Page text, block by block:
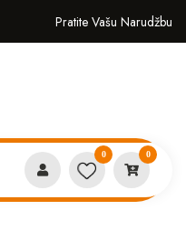
Pratite Vašu Narudžbu
0 0